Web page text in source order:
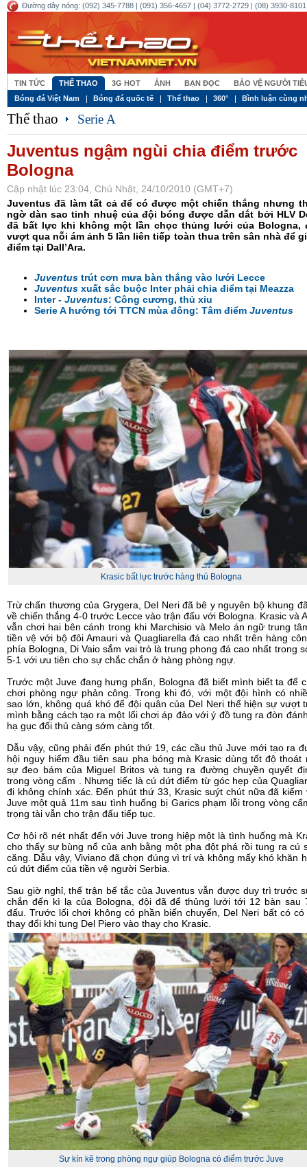
Đường dây nóng: (092) 345-7788 | (091) 356-4657 | (04) 3772-2729 | (08) 3930-
TIN TỨC THỂ THAO 3G HOT ẢNH BẠN ĐỌC
BẢO VỆ NGƯỜI
Bóng đá Việt Nam
Bóng đá quốc tế Thể thao 360° Bình luận cùng
Thể thao Serie A
Juventus ngậm ngùi chia điểm trước
Bologna
Cập nhật lúc 23:04, Chủ Nhật, 24/10/2010 (GMT+7)
Juventus đã làm tất cả để có được một chiến thắng nhưng
ngờ dàn sao tinh nhuệ của đội bóng được dẫn dắt bởi HLV
đã bất lực khi không một lần chọc thủng lưới của Bologna,
vượt qua nỗi ám ảnh 5 lần liên tiếp toàn thua trên sân nhà để
điểm tại Dall’Ara.
Juventus trút cơn mưa bàn thắng vào lưới Lecce
Juventus xuất sắc buộc Inter phải chia điểm tại Meazza
Inter - Juventus: Công cương, thủ xỉu
Serie A hướng tới TTCN mùa đông: Tâm điểm Juventus
Krasic bất lực trước hàng thủ Bologna
Trừ chấn thương của Grygera, Del Neri đã bê y nguyên bộ khung
về chiến thắng 4-0 trước Lecce vào trận đấu với Bologna. Krasic và
vẫn chơi hai bên cánh trong khi Marchisio và Melo án ngữ trung
tiền vệ với bộ đôi Amauri và Quagliarella đá cao nhất trên hàng
phía Bologna, Di Vaio sắm vai trò là trung phong đá cao nhất trong
5-1 với ưu tiên cho sự chắc chắn ở hàng phòng ngự.
Trước một Juve đang hưng phấn, Bologna đã biết mình biết ta để
chơi phòng ngự phản công. Trong khi đó, với một đội hình có
sao lớn, không quá khó để đội quân của Del Neri thể hiện sự vượt
mình bằng cách tạo ra một lối chơi áp đảo với ý đồ tung ra đòn
hạ gục đối thủ càng sớm càng tốt.
Dẫu vậy, cũng phải đến phút thứ 19, các cầu thủ Juve mới tạo ra
hội nguy hiểm đầu tiên sau pha bóng mà Krasic dùng tốt độ thoát
sự đeo bám của Miguel Britos và tung ra đường chuyền quyết
trong vòng cấm . Nhưng tiếc là cú dứt điểm từ góc hẹp của
đi không chính xác. Đến phút thứ 33, Krasic suýt chút nữa đã kiếm
Juve một quả 11m sau tình huống bị Garics phạm lỗi trong vòng
trọng tài vẫn cho trận đấu tiếp tục.
Cơ hội rõ nét nhất đến với Juve trong hiệp một là tình huống mà
cho thấy sự bùng nổ của anh bằng một pha đột phá rồi tung ra cú
căng. Dẫu vậy, Viviano đã chọn đúng vì trí và không mấy khó khăn
cú dứt điểm của tiền vệ người Serbia.
Sau giờ nghỉ, thế trận bế tắc của Juventus vẫn được duy trì trước
chắn đến kì lạ của Bologna, đội đã để thủng lưới tới 12 bàn sau
đấu. Trước lối chơi không có phần biến chuyển, Del Neri bất có có
thay đổi khi tung Del Piero vào thay cho Krasic.
Sự kín kẽ trong phòng ngự giúp Bologna có điểm trước Juve